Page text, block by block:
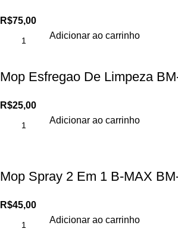
R$75,00
Adicionar ao carrinho
Mop Esfregao De Limpeza
R$25,00
Adicionar ao carrinho
Mop Spray 2 Em 1 B-MAX
R$45,00
Adicionar ao carrinho